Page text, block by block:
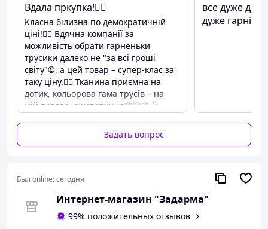
Вдала пркупка!✌🏼
Класна білизна по демократичній
ціні!👍🏼 Вдячна компанії за
можливість обрати гарненьки
трусики далеко не "за всі гроші
світу"©, а цей товар – супер-клас за
таку ціну.✌🏼 Тканина приємна на
дотик, кольорова гама трусів – на
мій погляд, симпатична🌸🌺🌸 й
Обслуговування в магазині, доречі,
теж відмінне.✌🏼 Своєю покупочкою –
конкретно цей товар.🥰👍🏼
Преимущества
Сподобалось абсолютно все!👍🏼👍🏼👍🏼
Недостатки
все дуже
дуже гарні
Задать вопрос
Был online:сегодня
Интернет-магазин "Задарма"
99% положительных отзывов